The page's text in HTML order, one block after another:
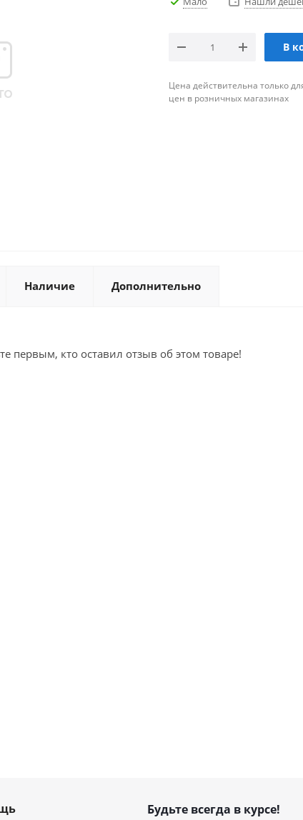
В
Цена действительна только
цен в розничных магазинах
Наличие Дополнительно
первым, кто оставил отзыв об этом товаре!
Будьте всегда в курсе!